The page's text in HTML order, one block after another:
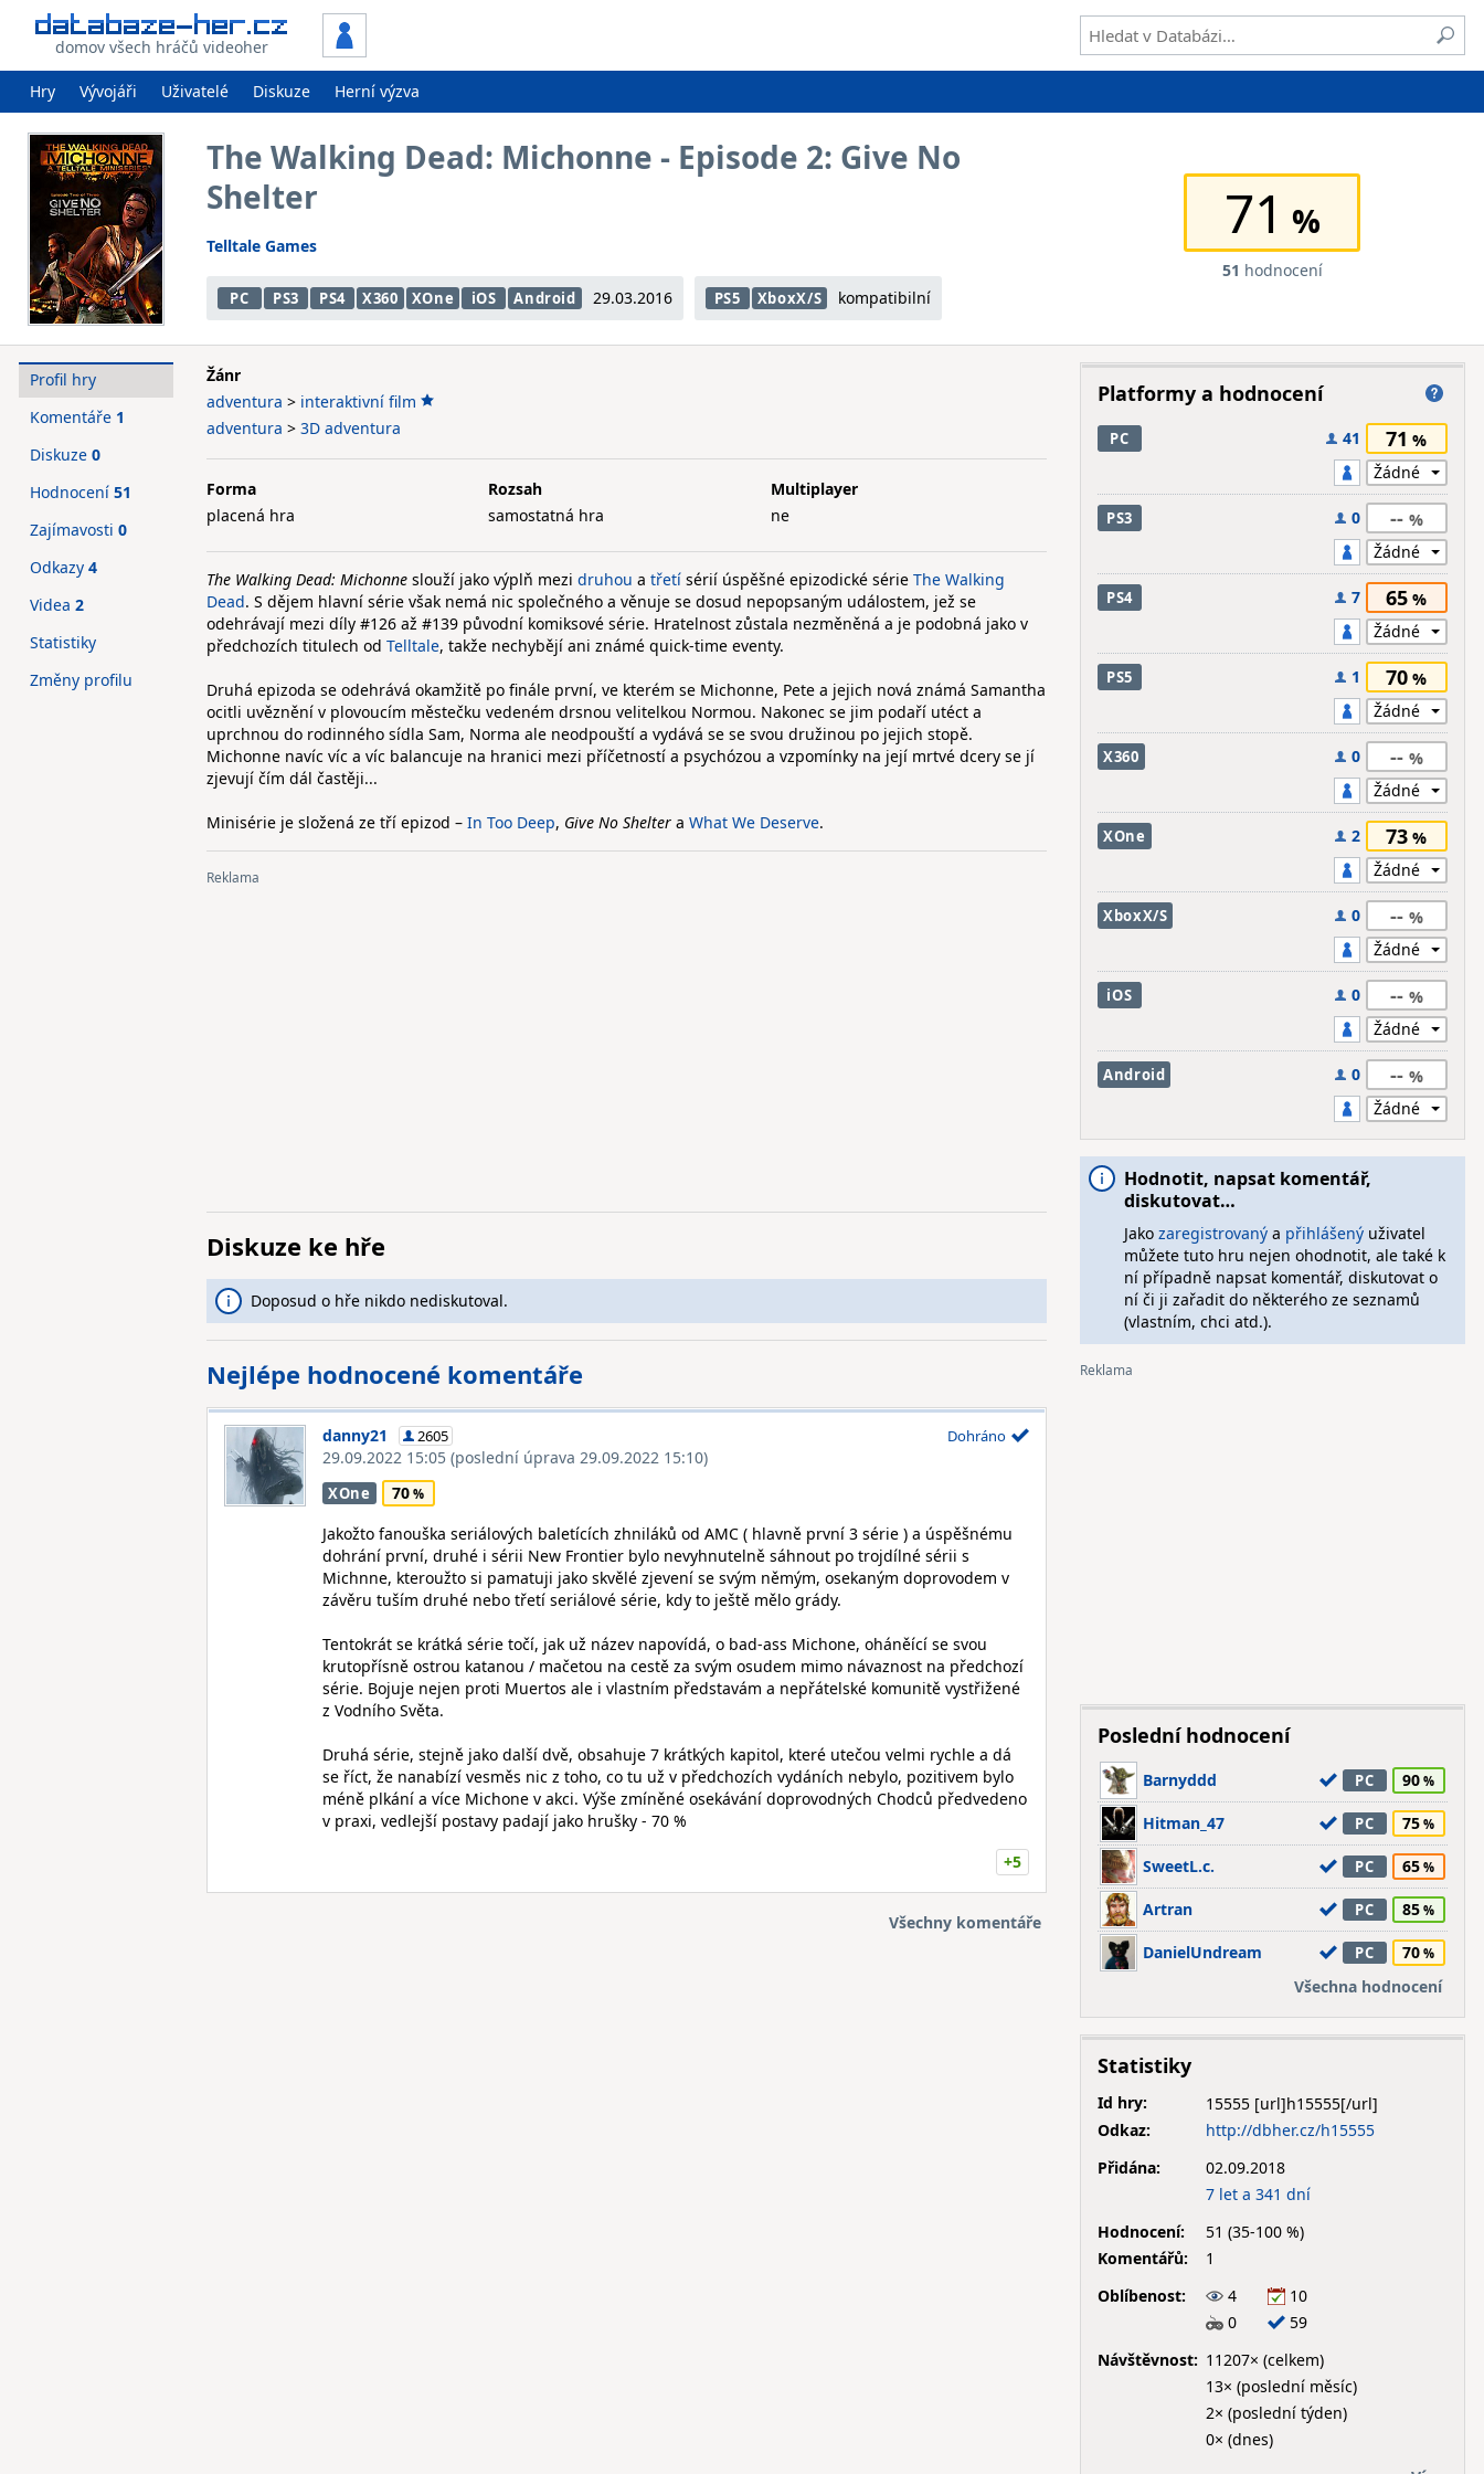
domov všech hráčů videoher
Hry Vývojáři Uživatelé Diskuze Herní výzva
The Walking Dead: Michonne - Episode 2: Give No
Shelter
Telltale Games
PC PS3 PS4 X360 XOne iOS Android 29.03.2016 PS5 XboxX/S kompatibilní
71
51 hodnocení
Žánr
adventura > interaktivní film
adventura > 3D adventura
Forma
placená hra
Rozsah
samostatná hra
Multiplayer
ne
The Walking Dead: Michonne slouží jako výplň mezi druhou a třetí sérií úspěšné epizodické série The Walking
Dead. S dějem hlavní série však nemá nic společného a věnuje se dosud nepopsaným událostem, jež se
odehrávají mezi díly #126 až #139 původní komiksové série. Hratelnost zůstala nezměněná a je podobná jako v
předchozích titulech od Telltale, takže nechybějí ani známé quick-time eventy.
Druhá epizoda se odehrává okamžitě po finále první, ve kterém se Michonne, Pete a jejich nová známá Samantha
ocitli uvěznění v plovoucím městečku vedeném drsnou velitelkou Normou. Nakonec se jim podaří utéct a
uprchnou do rodinného sídla Sam, Norma ale neodpouští a vydává se se svou družinou po jejich stopě.
Michonne navíc víc a víc balancuje na hranici mezi příčetností a psychózou a vzpomínky na její mrtvé dcery se jí
zjevují čím dál častěji...
Minisérie je složená ze tří epizod – In Too Deep, Give No Shelter a What We Deserve.
Diskuze ke hře
Doposud o hře nikdo nediskutoval.
Nejlépe hodnocené komentáře
danny21 2605
29.09.2022 15:05 (poslední úprava 29.09.2022 15:10)
Dohráno
XOne
70
Jakožto fanouška seriálových baletících zhniláků od AMC ( hlavně první 3 série ) a úspěšnému
dohrání první, druhé i sérii New Frontier bylo nevyhnutelně sáhnout po trojdílné sérii s
Michnne, kteroužto si pamatuji jako skvělé zjevení se svým němým, osekaným doprovodem v
závěru tuším druhé nebo třetí seriálové série, kdy to ještě mělo grády.
Tentokrát se krátká série točí, jak už název napovídá, o bad-ass Michone, oháněící se svou
krutopřísně ostrou katanou / mačetou na cestě za svým osudem mimo návaznost na předchozí
série. Bojuje nejen proti Muertos ale i vlastním představám a nepřátelské komunitě vystřižené
z Vodního Světa.
Druhá série, stejně jako další dvě, obsahuje 7 krátkých kapitol, které utečou velmi rychle a dá
se říct, že nanabízí vesměs nic z toho, co tu už v předchozích vydáních nebylo, pozitivem bylo
méně plkání a více Michone v akci. Výše zmíněné osekávání doprovodných Chodců předvedeno
v praxi, vedlejší postavy padají jako hrušky - 70 %
+5
Všechny komentáře
Profil hry
Komentáře 1
Diskuze 0
Hodnocení 51
Zajímavosti 0
Odkazy 4
Videa 2
Statistiky
Změny profilu
Platformy a hodnocení
PC 41 71
PS3 0 --
PS4 7 65
PS5 1 70
X360 0 --
XOne 2 73
XboxX/S 0 --
iOS 0 --
Android 0 --
Hodnotit, napsat komentář,
diskutovat…
Jako zaregistrovanýa přihlášenýuživatel
můžete tuto hru nejen ohodnotit, ale také k
ní případně napsat komentář, diskutovat o
ní či ji zařadit do některého ze seznamů
(vlastním, chci atd.).
Poslední hodnocení
Barnyddd PC 90
Hitman_47 PC 75
SweetL.c. PC 65
Artran PC 85
DanielUndream PC
70
Všechna hodnocení
Statistiky
Id hry:
15555
Odkaz:
http://dbher.cz/h15555
Přidána:
02.09.2018
7 let a 341 dní
Hodnocení:
51 (35-100 %)
Komentářů:
1
Oblíbenost:
4
10
0
59
Návštěvnost: 11207× (celkem)
13× (poslední měsíc)
2× (poslední týden)
0× (dnes)